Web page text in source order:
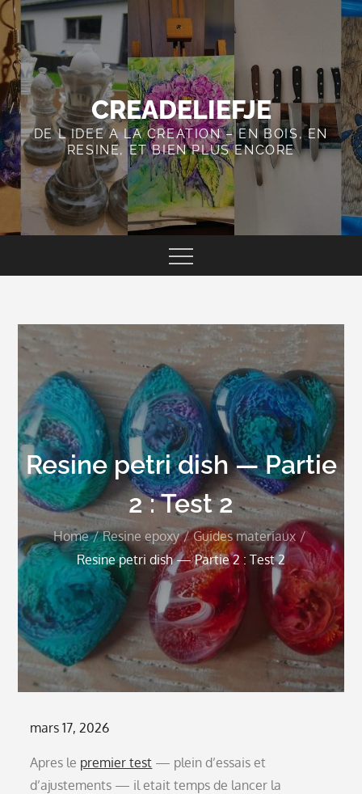
Skip
to
content
CREADELIEFJE
DE L IDEE A LA CREATION – EN BOIS, EN
RESINE, ET BIEN PLUS ENCORE
Resine petri dish — Partie
2 : Test 2
Home Resine epoxy
Guides materiaux
Resine petri dish — Partie 2 : Test 2
Posted
mars 17, 2026
Apres le premier test — plein d’essais et
d’ajustements — il etait temps de lancer la